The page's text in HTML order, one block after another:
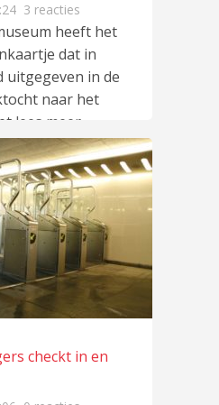
3 reacties
heeft het
dat in
uitgegeven in de
naar het
lees meer
checkt in en